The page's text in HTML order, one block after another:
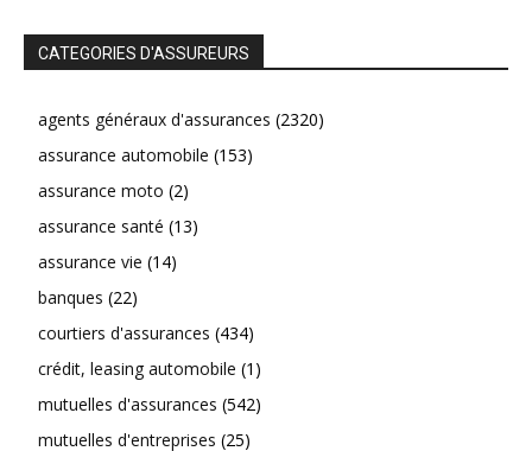
CATEGORIES D'ASSUREURS
agents généraux d'assurances (2320)
assurance automobile (153)
assurance moto (2)
assurance santé (13)
assurance vie (14)
banques (22)
courtiers d'assurances (434)
crédit, leasing automobile (1)
mutuelles d'assurances (542)
mutuelles d'entreprises (25)